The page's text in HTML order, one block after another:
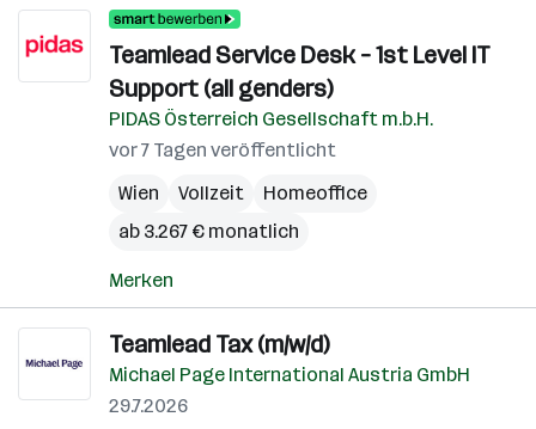
Teamlead Service Desk – 1st Level IT
Support (all genders)
PIDAS Österreich Gesellschaft m.b.H.
vor 7 Tagen veröffentlicht
Wien
Vollzeit
Homeoffice
ab 3.267 € monatlich
Merken
Teamlead Tax (m/w/d)
Michael Page International Austria GmbH
29.7.2026